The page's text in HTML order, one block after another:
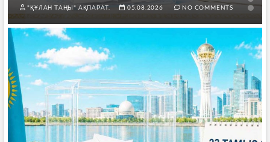
"ҚҰЛАН ТАҢЫ" АҚПАРАТ. 05.08.2026 NO COMMENTS